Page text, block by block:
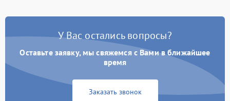
Поломка контейнера для
Плохая уборка шерсти
2400 ₽ Подробнее →
У Вас остались вопросы?
Оставьте заявку, мы свяжемся с Вами в ближайшее
время
Заказать звонок